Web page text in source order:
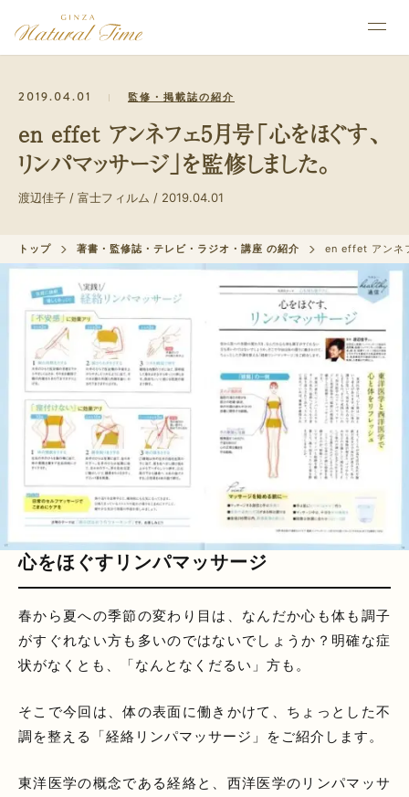
2019.04.01 監修・掲載誌の紹介
en effet アンネフェ5月号「心をほぐす、
リンパマッサージ」を監修しました。
渡辺佳子 / 富士フィルム / 2019.04.01
トップ 著書・監修誌・テレビ・ラジオ・講座 の紹介 en effet アンネ
心をほぐすリンパマッサージ
春から夏への季節の変わり目は、なんだか心も体も調子
がすぐれない方も多いのではないでしょうか？明確な症
状がなくとも、「なんとなくだるい」方も。
そこで今回は、体の表面に働きかけて、ちょっとした不
調を整える「経絡リンパマッサージ」をご紹介します。
東洋医学の概念である経絡と、西洋医学のリンパマッサ